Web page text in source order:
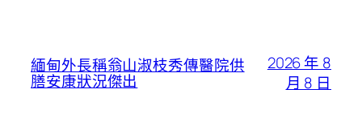
緬甸外長稱翁山淑枝秀傳醫院供
膳安康狀況傑出
2026 年 8
月 8 日